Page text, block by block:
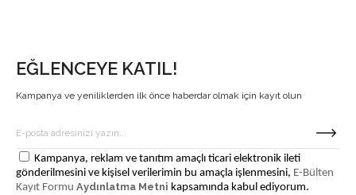
EĞLENCEYE KATIL!
Kampanya ve yeniliklerden ilk önce haberdar olmak için kayıt olun
Kampanya, reklam ve tanıtım amaçlı ticari elektronik ileti
gönderilmesini ve kişisel verilerimin bu amaçla işlenmesini, E-Bülten
Kayıt Formu Aydınlatma Metni kapsamında kabul ediyorum.